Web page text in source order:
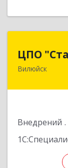
ЦПО
Вилюйск
Внедрений
677000,